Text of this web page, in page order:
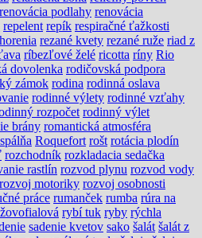
renovácia podlahy renovácia
repelent repík respiračné ťažkosti
rezané kvety rezané ruže riad z
ríbezľové želé ricotta ríny Rio
dovolenka rodičovská podpora
zámok rodina rodinná oslava
rodinné výlety rodinné vzťahy
rozpočet rodinný výlet
brány romantická atmosféra
Roquefort rošt rotácia plodín
rozchodník rozkladacia sedačka
rastlín rozvod plynu rozvod vody
rozvoj motoriky rozvoj osobnosti
práce rumanček rumba rúra na
rybí tuk ryby rýchla
sadenie kvetov sako šalát šalát z